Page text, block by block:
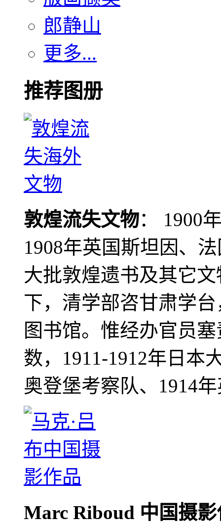
郎静山
更多...
推荐图册
敦煌流失文物： 1900
1908年英国斯坦因、
大批敦煌遗书及其它
下，清学部咨甘肃学
图书馆。惟经办官员
数，1911-1912年日本
奥登堡考察队、1914
Marc Riboud 中国摄